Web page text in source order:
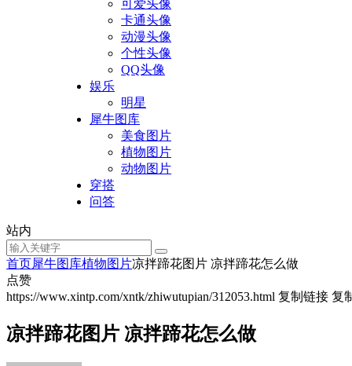
可爱头像
卡通头像
动漫头像
个性头像
QQ头像
娱乐
明星
犀牛图库
美食图片
植物图片
动物图片
穿搭
问答
站内
首页犀牛图库植物图片凉拌蹄花图片 凉拌蹄花怎么做
点赞
https://www.xintp.com/xntk/zhiwutupian/312053.html 复制链接 复
凉拌蹄花图片 凉拌蹄花怎么做